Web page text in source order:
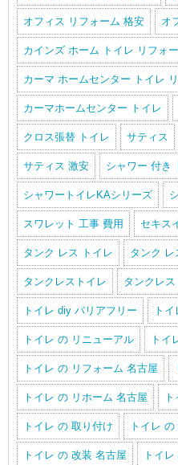
オフィス リフォーム 格安 オ
カインズ ホーム トイレ リフォ
カーマ ホームセンター トイレ
カーマホームセンター トイレ
クロス張替 トイレ サティス
サティス 激安 シャワー 付き
シャワートイレKAシリーズ
スワレット 工事 費用 セキス
タンク レス トイレ タンク
タンクレストイレ タンクレ
トイレ diy バリアフリー ト
トイレ の リニューアル トイ
トイレ の リフォーム 名古屋
トイレ の リホーム 名古屋
トイレ の 取り付け トイレ
トイレ の 改装 名古屋 トイ